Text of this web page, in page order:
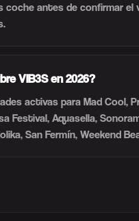
coche antes de confirmar
VIB3S en 2026?
activas para Mad Cool,
Festival, Aquasella,
San Fermín, Weekend